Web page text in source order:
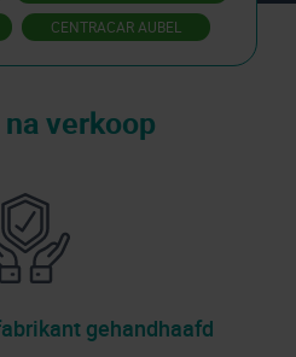
CENTRACAR AUBEL
verkoop
gehandhaafd